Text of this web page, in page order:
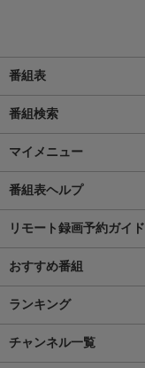
番組表
番組検索
マイメニュー
番組表ヘルプ
リモート録画予約ガイド
おすすめ番組
ランキング
チャンネル一覧